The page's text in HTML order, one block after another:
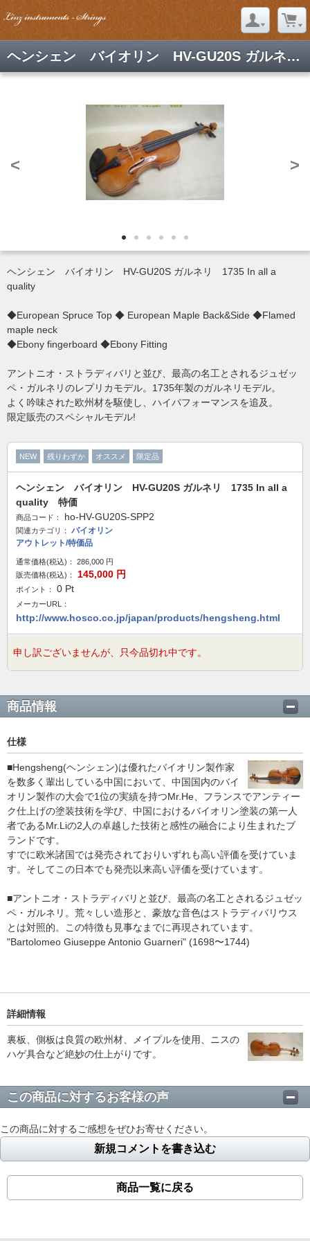
ヘンシェン バイオリン HV-GU20S ガルネリ 1735 In all a quality 特価
< >
ヘンシェン バイオリン HV-GU20S ガルネリ 1735 In all a
quality
◆European Spruce Top ◆ European Maple Back&Side ◆Flamed
maple neck
◆Ebony fingerboard ◆Ebony Fitting
アントニオ・ストラディバリと並び、最高の名工とされるジュゼッ
ペ・ガルネリのレプリカモデル。1735年製のガルネリモデル。
よく吟味された欧州材を駆使し、ハイパフォーマンスを追及。
限定販売のスペシャルモデル!
NEW 残りわずか オススメ 限定品
ヘンシェン バイオリン HV-GU20S ガルネリ 1735 In all a
quality 特価
商品コード： ho-HV-GU20S-SPP2
関連カテゴリ：
バイオリン
アウトレット/特価品
通常価格(税込)： 286,000 円
販売価格(税込)：
145,000 円
ポイント： 0 Pt
メーカーURL：
http://www.hosco.co.jp/japan/products/hengsheng.html
申し訳ございませんが、只今品切れ中です。
商品情報
仕様
■Hengsheng(ヘンシェン)は優れたバイオリン製作家
を数多く輩出している中国において、中国国内のバイ
オリン製作の大会で1位の実績を持つMr.He、フランスでアンティー
ク仕上げの塗装技術を学び、中国におけるバイオリン塗装の第一人
者であるMr.Liの2人の卓越した技術と感性の融合により生まれたブ
ランドです。
すでに欧米諸国では発売されておりいずれも高い評価を受けていま
す。そしてこの日本でも発売以来高い評価を受けています。
■アントニオ・ストラディバリと並び、最高の名工とされるジュゼッ
ペ・ガルネリ。荒々しい造形と、豪放な音色はストラディバリウス
とは対照的。この特徴も見事なまでに再現されています。
"Bartolomeo Giuseppe Antonio Guarneri" (1698〜1744)
詳細情報
裏板、側板は良質の欧州材、メイプルを使用、ニスの
ハゲ具合など絶妙の仕上がりです。
この商品に対するお客様の声
この商品に対するご感想をぜひお寄せください。
新規コメントを書き込む
商品一覧に戻る